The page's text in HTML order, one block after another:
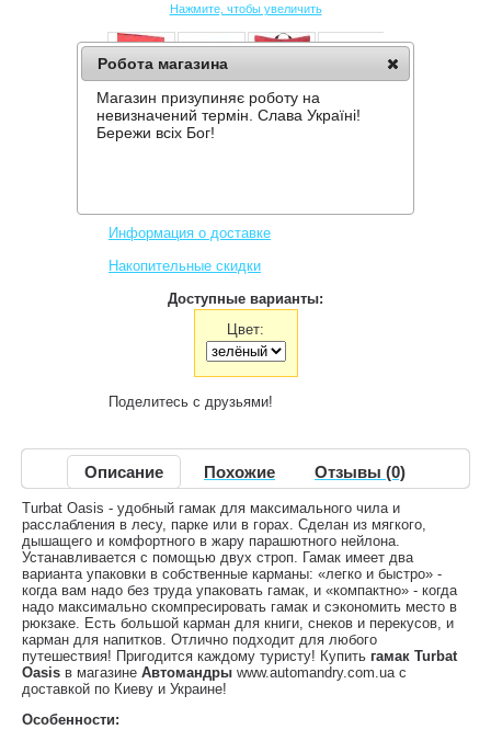
Нажмите, чтобы увеличить
ГАМАК TURBAT OASIS
Информация о доставке
Накопительные скидки
Доступные варианты:
Цвет:
Поделитесь с друзьями!
Описание Похожие Отзывы (0)
Turbat Oasis - удобный гамак для максимального чила и
расслабления в лесу, парке или в горах. Сделан из мягкого,
дышащего и комфортного в жару парашютного нейлона.
Устанавливается с помощью двух строп. Гамак имеет два
варианта упаковки в собственные карманы: «легко и быстро» -
когда вам надо без труда упаковать гамак, и «компактно» - когда
надо максимально скомпресировать гамак и сэкономить место в
рюкзаке. Есть большой карман для книги, снеков и перекусов, и
карман для напитков. Отлично подходит для любого
путешествия! Пригодится каждому туристу! Купить гамак Turbat
Oasis в магазине Автомандры www.automandry.com.ua с
доставкой по Киеву и Украине!
Особенности:
Робота магазина
Магазин призупиняє роботу на
невизначений термін. Слава Україні!
Бережи всіх Бог!